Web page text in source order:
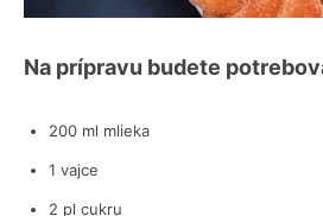
Na prípravu budete
200 ml mlieka
1 vajce
2 pl cukru